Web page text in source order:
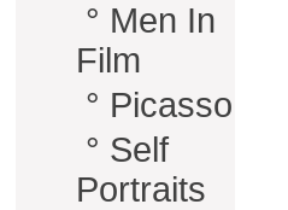
° Men In
Film
° Picasso
° Self
Portraits